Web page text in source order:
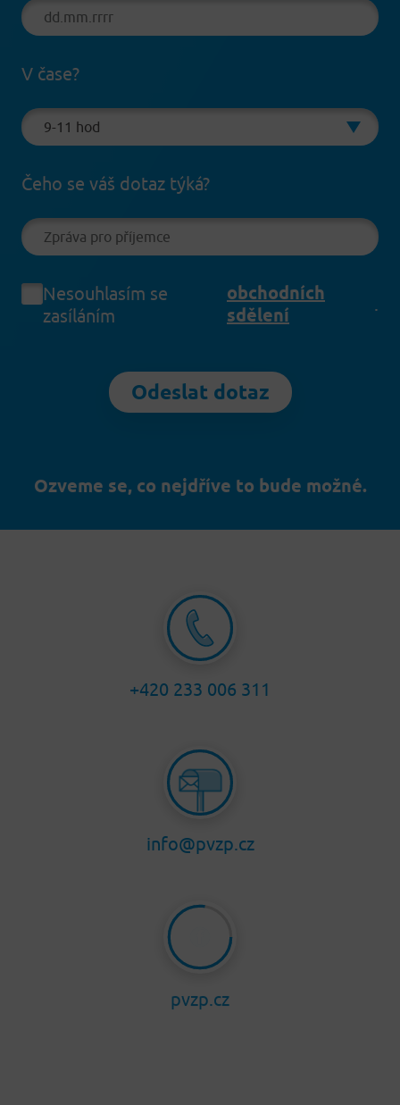
V čase?
Čeho se váš dotaz týká?
Nesouhlasím se
zasíláním
obchodních
sdělení
.
Odeslat dotaz
Ozveme se, co nejdříve to bude možné.
+420 233 006 311
info@pvzp.cz
pvzp.cz